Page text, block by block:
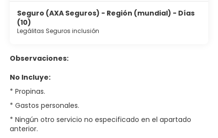
Seguro (AXA Seguros) - Región (mundial) - Días
(10)
Legálitas Seguros inclusión
Observaciones:
No Incluye:
* Propinas.
* Gastos personales.
* Ningún otro servicio no especificado en el apartado
anterior.